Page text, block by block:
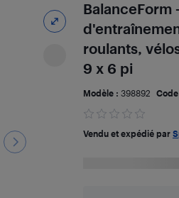
BalanceForm
roulants,
9 x 6 pi
Modèle : 398892
Vendu et expédié par